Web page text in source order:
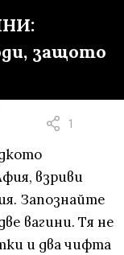
защото
1
взриви
Запознайте
вагини. Тя не
и два чифта